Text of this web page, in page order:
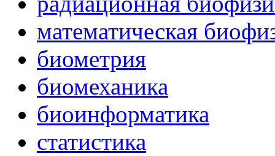
математическая
биометрия
биомеханика
биоинформатика
статистика